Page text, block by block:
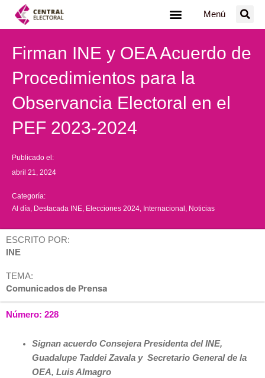
Menú
Firman INE y OEA Acuerdo de
Procedimientos para la
Observancia Electoral en el
PEF 2023-2024
Publicado el:
abril 21, 2024
Categoría:
Al día Destacada INE Elecciones 2024 Internacional Noticias
ESCRITO POR:
INE
TEMA:
Comunicados de Prensa
Número: 228
Signan acuerdo Consejera Presidenta del INE,
Guadalupe Taddei Zavala y Secretario General de la
OEA, Luis Almagro